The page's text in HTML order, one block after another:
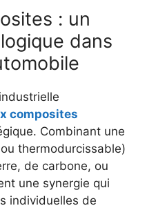
: un
dans
composites
Combinant une
thermodurcissable)
de carbone, ou
une synergie qui
individuelles de